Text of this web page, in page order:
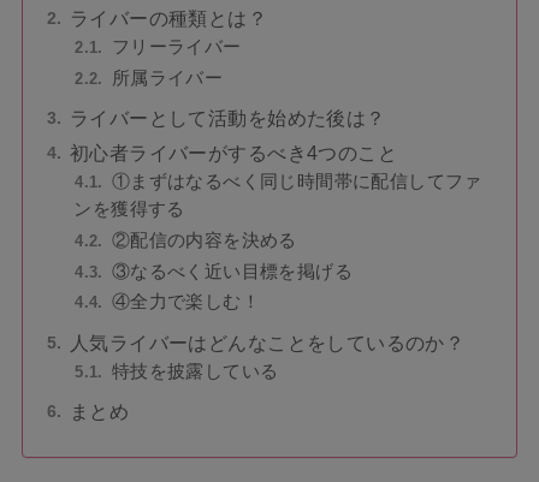
ライバーの種類とは？
フリーライバー
所属ライバー
ライバーとして活動を始めた後は？
初心者ライバーがするべき4つのこと
①まずはなるべく同じ時間帯に配信してファ
ンを獲得する
②配信の内容を決める
③なるべく近い目標を掲げる
④全力で楽しむ！
人気ライバーはどんなことをしているのか？
特技を披露している
まとめ